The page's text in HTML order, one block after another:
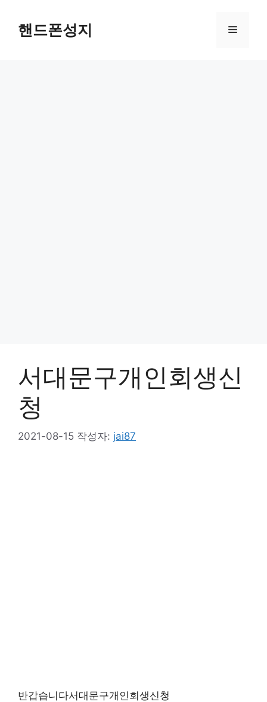
핸드폰성지 메
서대문구개인회생신
청
2021-08-15 작성자: jai87
반갑습니다서대문구개인회생신청